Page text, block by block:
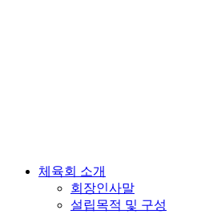
체육회 소개
회장인사말
설립목적 및 구성